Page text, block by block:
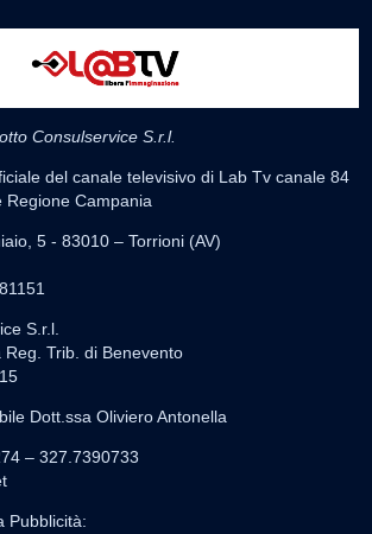
Consulservice S.r.l.
del canale televisivo di Lab Tv canale 84
Campania
5 - 83010 – Torrioni (AV)
S.r.l.
Reg. Trib. di Benevento
Dott.ssa Oliviero Antonella
– 327.7390733
Pubblicità: